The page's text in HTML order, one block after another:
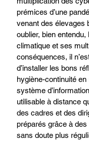
prémices d’une
venant des élevages
oublier, bien entendu,
climatique et ses
conséquences, il
d’installer les bons
hygiène-continuité
système
utilisable à distance
des cadres et des
préparés grâce à
sans doute plus